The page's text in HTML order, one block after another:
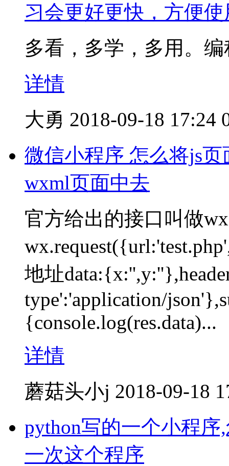
习会更好更快，方便使
多看，多学，多用。
详情
大勇 2018-09-18 17:24
微信小程序 怎么将js页
wxml页面中去
官方给出的接口叫做
地址
type':'application/
{console.log(res.data)...
详情
蘑菇头小j 2018-09-18
python写的一个小程
一次这个程序